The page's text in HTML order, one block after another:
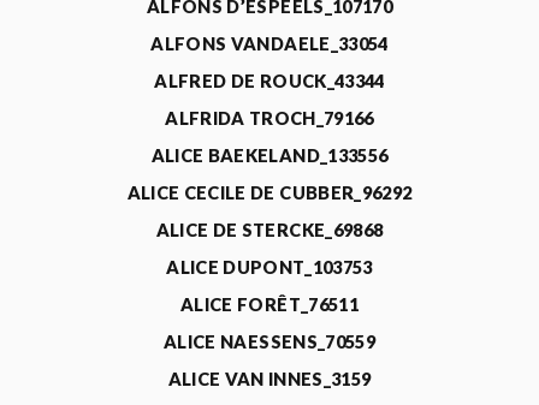
ALFONS D’ESPEELS_107170
ALFONS VANDAELE_33054
ALFRED DE ROUCK_43344
ALFRIDA TROCH_79166
ALICE BAEKELAND_133556
ALICE CECILE DE CUBBER_96292
ALICE DE STERCKE_69868
ALICE DUPONT_103753
ALICE FORÊT_76511
ALICE NAESSENS_70559
ALICE VAN INNES_3159